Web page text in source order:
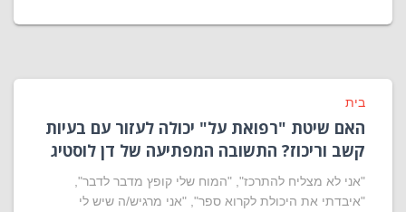
בית
האם שיטת "רפואת על" יכולה לעזור עם בעיות
קשב וריכוז? התשובה המפתיעה של דן לוסטיג
"אני לא מצליח להתרכז", "המוח שלי קופץ מדבר לדבר",
"איבדתי את היכולת לקרוא ספר", "אני מרגיש/ה שיש לי